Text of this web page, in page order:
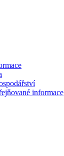
informace